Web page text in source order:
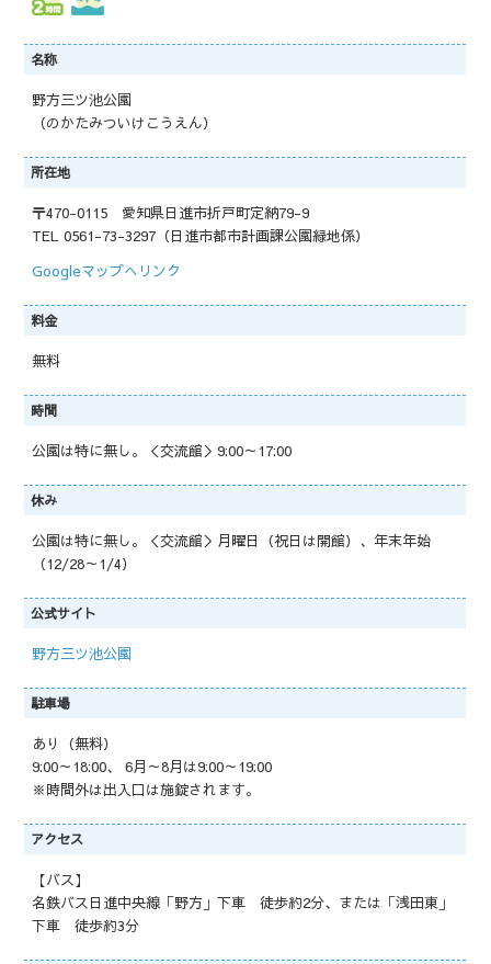
名称
野方三ツ池公園
（のかたみついけこうえん）
所在地
〒470-0115 愛知県日進市折戸町定納79-9
TEL 0561-73-3297（日進市都市計画課公園緑地係）
Googleマップへリンク
料金
無料
時間
公園は特に無し。＜交流館＞9:00～17:00
休み
公園は特に無し。＜交流館＞月曜日（祝日は開館）、年末年始
（12/28～1/4）
公式サイト
野方三ツ池公園
駐車場
あり（無料）
9:00～18:00、 6月～8月は9:00～19:00
※時間外は出入口は施錠されます。
アクセス
【バス】
名鉄バス日進中央線「野方」下車 徒歩約2分、または「浅田東」
下車 徒歩約3分